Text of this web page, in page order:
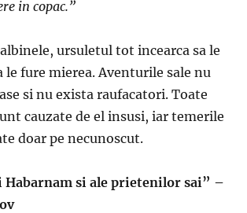
in copac.”
ursuletul tot incearca sa le
le fure mierea. Aventurile sale nu
si nu exista raufacatori. Toate
cauzate de el insusi, iar temerile
doar pe necunoscut.
si ale prietenilor sai” –